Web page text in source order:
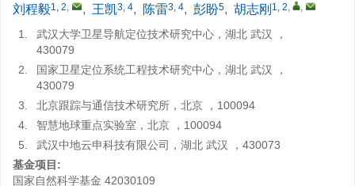
刘程毅1, 2, , 王凯3, 4, 陈雷3, 4, 彭盼5, 胡志刚 1, 2, ,
1.
武汉大学卫星导航定位技术研究中心，湖北 武汉 ，
430079
2.
国家卫星定位系统工程技术研究中心，湖北 武汉 ，
430079
3.
北京跟踪与通信技术研究所，北京 ，100094
4.
智慧地球重点实验室，北京 ，100094
5.
武汉中地云申科技有限公司，湖北 武汉 ，430073
基金项目:
国家自然科学基金 42030109